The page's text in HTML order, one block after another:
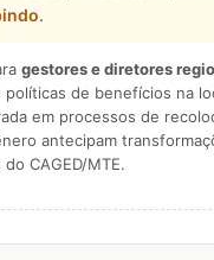
.
gestores e diretores
de benefícios na
em processos de
antecipam
CAGED/MTE.